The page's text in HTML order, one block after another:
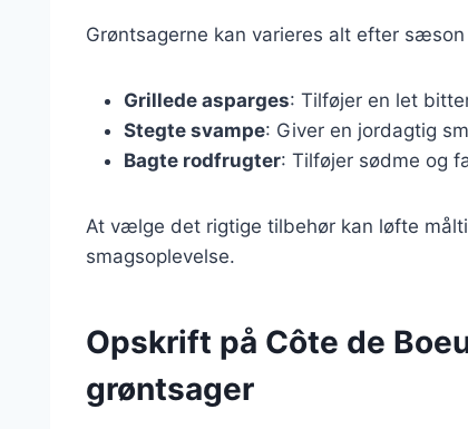
Grøntsagerne kan varieres alt efter
Grillede asparges: Tilføjer en let
Stegte svampe: Giver en jordagtig
Bagte rodfrugter: Tilføjer sødme og
At vælge det rigtige tilbehør kan løfte
smagsoplevelse.
Opskrift på Côte de
grøntsager